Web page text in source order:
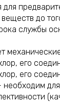
до
службы
его
его